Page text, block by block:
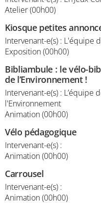
Atelier (00h00)
Kiosque petites
Intervenant-e(s) : L'équipe
Exposition (00h00)
Bibliambule : le vélo-
de l’Environnement !
Intervenant-e(s) : L’équipe
l'Environnement
Animation (00h00)
Vélo pédagogique
Intervenant-e(s) :
Animation (00h00)
Carrousel
Intervenant-e(s) :
Animation (00h00)